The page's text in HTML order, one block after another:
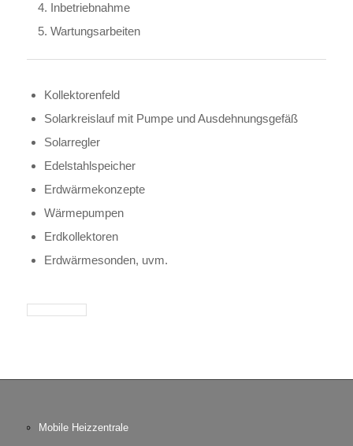
Inbetriebnahme
Wartungsarbeiten
Kollektorenfeld
Solarkreislauf mit Pumpe und Ausdehnungsgefäß
Solarregler
Edelstahlspeicher
Erdwärmekonzepte
Wärmepumpen
Erdkollektoren
Erdwärmesonden, uvm.
Mobile Heizzentrale